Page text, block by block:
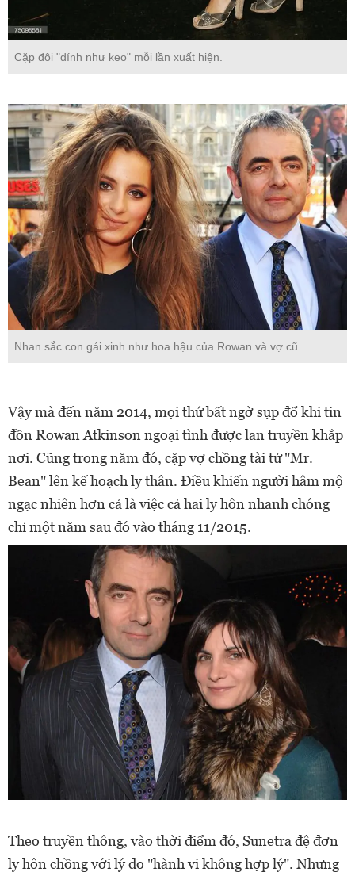
Cặp đôi "dính như keo" mỗi lần xuất hiện.
Nhan sắc con gái xinh như hoa hậu của Rowan và vợ cũ.
Vậy mà đến năm 2014, mọi thứ bất ngờ sụp đổ khi tin
đồn Rowan Atkinson ngoại tình được lan truyền khắp
nơi. Cũng trong năm đó, cặp vợ chồng tài tử "Mr.
Bean" lên kế hoạch ly thân. Điều khiến người hâm mộ
ngạc nhiên hơn cả là việc cả hai ly hôn nhanh chóng
chỉ một năm sau đó vào tháng 11/2015.
Theo truyền thông, vào thời điểm đó, Sunetra đệ đơn
ly hôn chồng với lý do "hành vi không hợp lý". Nhưng